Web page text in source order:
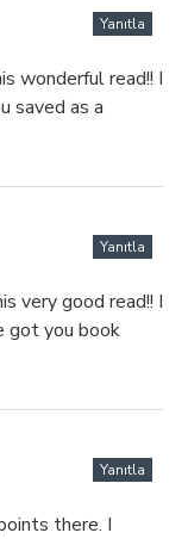
Yanıtla
wonderful read!! I
saved as a
Yanıtla
very good read!! I
got you book
Yanıtla
there. I